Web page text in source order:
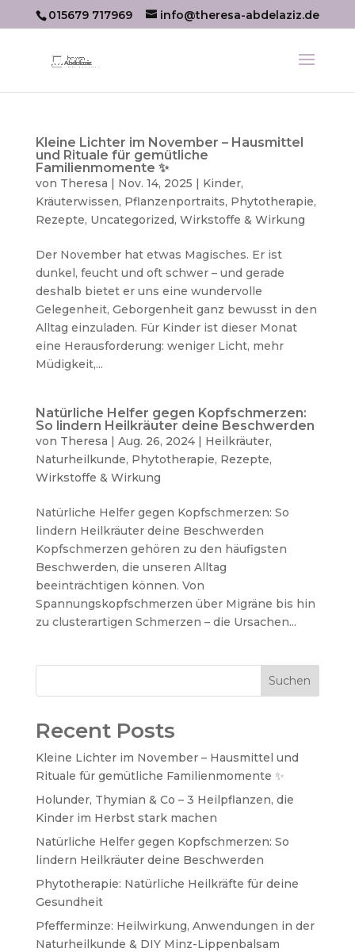
015679 717969 info@theresa-abdelaziz.de
Kleine Lichter im November – Hausmittel
und Rituale für gemütliche
Familienmomente ✨
von Theresa | Nov. 14, 2025 | Kinder,
Kräuterwissen, Pflanzenportraits, Phytotherapie,
Rezepte, Uncategorized, Wirkstoffe & Wirkung
Der November hat etwas Magisches. Er ist
dunkel, feucht und oft schwer – und gerade
deshalb bietet er uns eine wundervolle
Gelegenheit, Geborgenheit ganz bewusst in den
Alltag einzuladen. Für Kinder ist dieser Monat
eine Herausforderung: weniger Licht, mehr
Müdigkeit,...
Natürliche Helfer gegen Kopfschmerzen:
So lindern Heilkräuter deine Beschwerden
von Theresa | Aug. 26, 2024| Heilkräuter,
Naturheilkunde, Phytotherapie, Rezepte,
Wirkstoffe & Wirkung
Natürliche Helfer gegen Kopfschmerzen: So
lindern Heilkräuter deine Beschwerden
Kopfschmerzen gehören zu den häufigsten
Beschwerden, die unseren Alltag
beeinträchtigen können. Von
Spannungskopfschmerzen über Migräne bis hin
zu clusterartigen Schmerzen – die Ursachen...
Suchen
Recent Posts
Kleine Lichter im November – Hausmittel und
Rituale für gemütliche Familienmomente ✨
Holunder, Thymian & Co – 3 Heilpflanzen, die
Kinder im Herbst stark machen
Natürliche Helfer gegen Kopfschmerzen: So
lindern Heilkräuter deine Beschwerden
Phytotherapie: Natürliche Heilkräfte für deine
Gesundheit
Pfefferminze: Heilwirkung, Anwendungen in der
Naturheilkunde & DIY Minz-Lippenbalsam